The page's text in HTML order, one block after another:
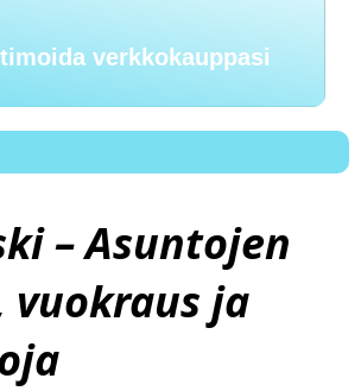
verkkokauppasi
– Asuntojen
ja